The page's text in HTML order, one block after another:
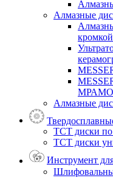
Алмазные
Алмазные
ТСТ диски по
ТСТ диски
Инструмент